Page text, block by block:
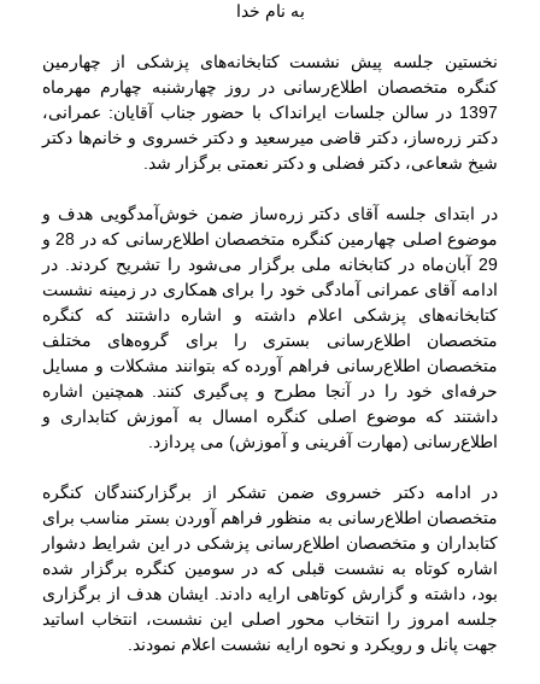
به نام خدا
نخستین جلسه پیش نشست کتابخانه‌های پزشکی از چهارمین
کنگره متخصصان اطلاع‌رسانی در روز چهارشنبه چهارم مهرماه
1397 در سالن جلسات ایرانداک با حضور جناب آقایان: عمرانی،
دکتر زره‌ساز، دکتر قاضی میرسعید و دکتر خسروی و خانم‌ها دکتر
شیخ شعاعی، دکتر فضلی و دکتر نعمتی برگزار شد.
در ابتدای جلسه آقای دکتر زره‌ساز ضمن خوش‌آمدگویی هدف و
موضوع اصلی چهارمین کنگره متخصصان اطلاع‌رسانی که در 28 و
29 آبان‌ماه در کتابخانه ملی برگزار می‌شود را تشریح کردند. در
ادامه آقای عمرانی آمادگی خود را برای همکاری در زمینه نشست
کتابخانه‌های پزشکی اعلام داشته و اشاره داشتند که کنگره
متخصصان اطلاع‌رسانی بستری را برای گروه‌های مختلف
متخصصان اطلاع‌رسانی فراهم آورده که بتوانند مشکلات و مسایل
حرفه‌ای خود را در آنجا مطرح و پی‌گیری کنند. همچنین اشاره
داشتند که موضوع اصلی کنگره امسال به آموزش کتابداری و
اطلاع‌رسانی (مهارت آفرینی و آموزش) می پردازد.
در ادامه دکتر خسروی ضمن تشکر از برگزارکنندگان کنگره
متخصصان اطلاع‌رسانی به منظور فراهم آوردن بستر مناسب برای
کتابداران و متخصصان اطلاع‌رسانی پزشکی در این شرایط دشوار
اشاره کوتاه به نشست قبلی که در سومین کنگره برگزار شده
بود، داشته و گزارش کوتاهی ارایه دادند. ایشان هدف از برگزاری
جلسه امروز را انتخاب محور اصلی این نشست، انتخاب اساتید
جهت پانل و رویکرد و نحوه ارایه نشست اعلام نمودند.